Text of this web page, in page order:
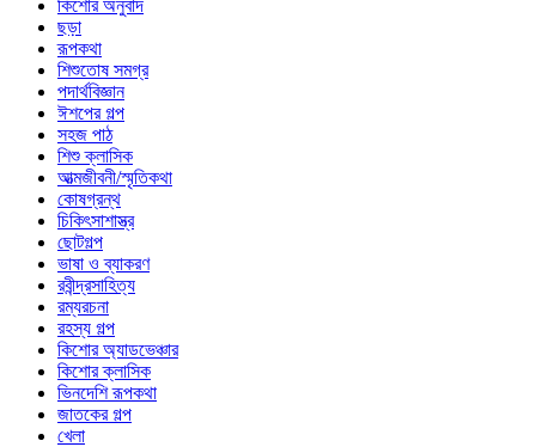
কিশোর অনুবাদ
ছড়া
রূপকথা
শিশুতোষ সমগ্র
পদার্থবিজ্ঞান
ঈশপের গল্প
সহজ পাঠ
শিশু ক্লাসিক
আত্মজীবনী/স্মৃতিকথা
কোষগ্রন্থ
চিকিৎসাশাস্ত্র
ছোটগল্প
ভাষা ও ব্যাকরণ
রবীন্দ্রসাহিত্য
রম্যরচনা
রহস্য গল্প
কিশোর অ্যাডভেঞ্চার
কিশোর ক্লাসিক
ভিনদেশি রূপকথা
জাতকের গল্প
খেলা